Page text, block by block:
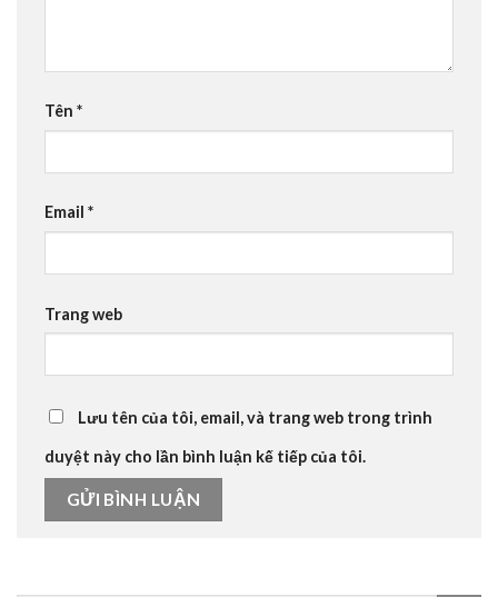
Tên *
Email *
Trang web
Lưu tên của tôi, email, và trang web trong trình
duyệt này cho lần bình luận kế tiếp của tôi.